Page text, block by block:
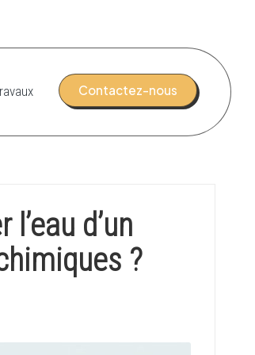
Contactez-nous
d’un
?